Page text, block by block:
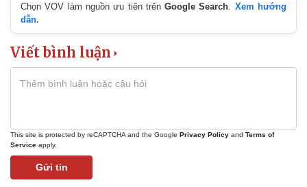
Chọn VOV làm nguồn ưu tiên trênGoogle Search
Xem hướng
dẫn.
Viết bình luận
This site is protected by reCAPTCHA and the Google Privacy Policy and Terms of
Service apply.
Gửi tin